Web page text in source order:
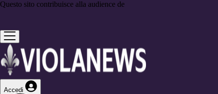
Questo sito contribuisce alla audience de
Accedi